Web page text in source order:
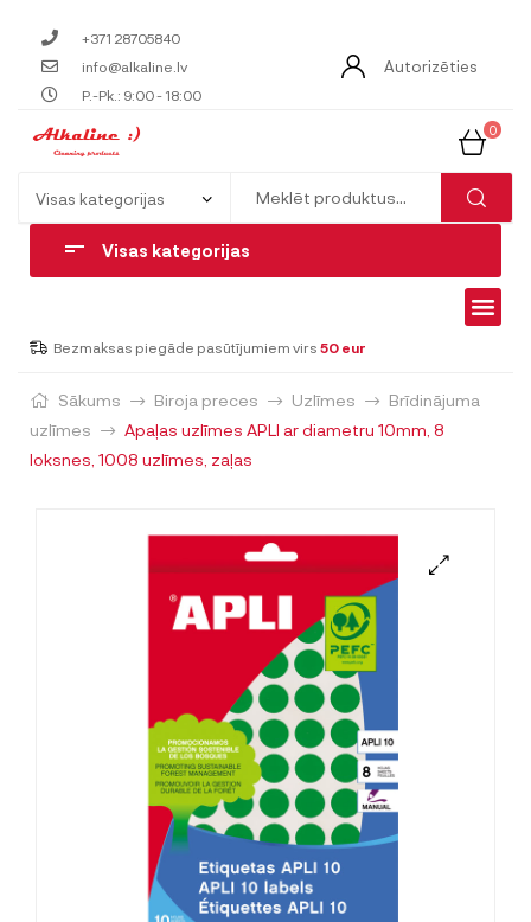
+371 28705840
info@alkaline.lv
P.-Pk.: 9:00 - 18:00
Autorizēties
0
Visas kategorijas
Bezmaksas piegāde pasūtījumiem virs 50 eur
Sākums Biroja preces Uzlīmes
Brīdinājuma
uzlīmes
Apaļas uzlīmes APLI ar diametru 10mm, 8
loksnes, 1008 uzlīmes, zaļas